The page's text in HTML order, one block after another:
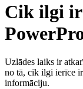
Cik ilgi ir
Uzlādes laiks ir
no tā, cik ilgi ierīce
informāciju.